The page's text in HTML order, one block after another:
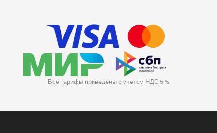
Все тарифы приведены с учетом НДС 5 %